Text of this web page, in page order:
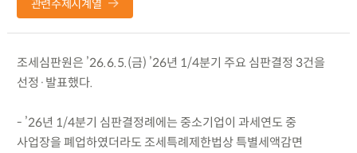
관련주제시계열
조세심판원은 ’26.6.5.(금) ’26년 1/4분기 주요 심판결정 3건을
선정·발표했다.
- ’26년 1/4분기 심판결정례에는 중소기업이 과세연도 중
사업장을 폐업하였더라도 조세특례제한법상 특별세액감면